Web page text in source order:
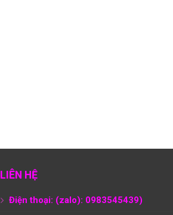
LIÊN HỆ
Điện thoại: (zalo): 0983545439)